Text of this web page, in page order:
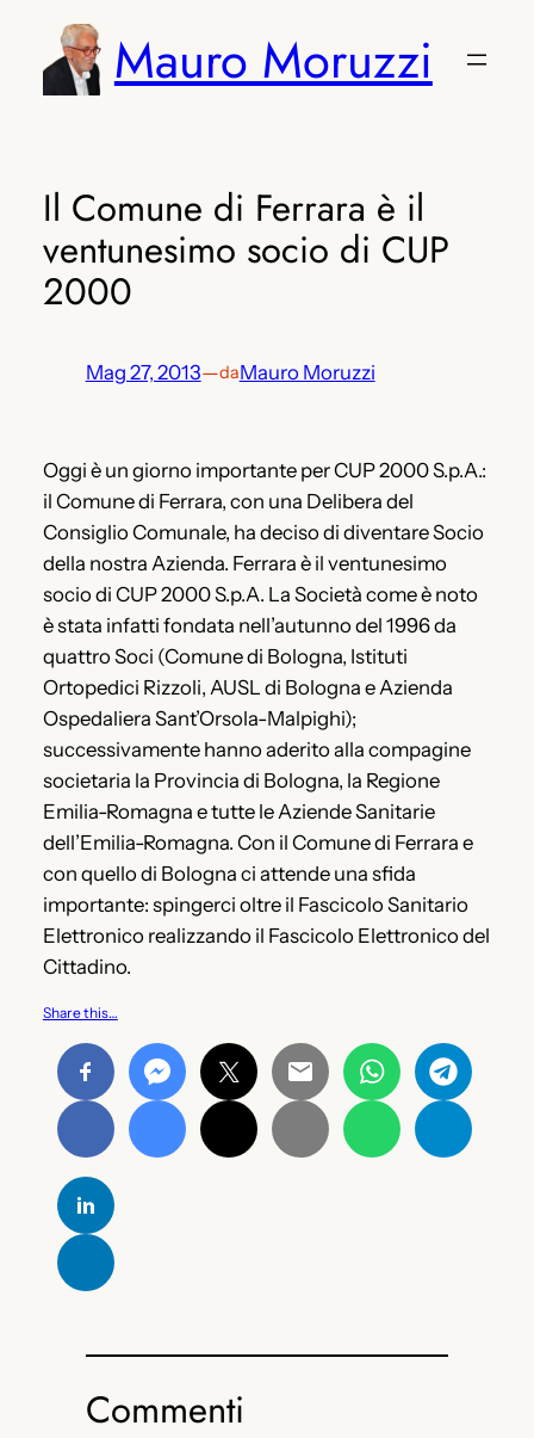
contenuto
Mauro Moruzzi
Il Comune di Ferrara è il
ventunesimo socio di CUP
2000
Mag 27, 2013—daMauro Moruzzi
Oggi è un giorno importante per CUP 2000 S.p.A.:
il Comune di Ferrara, con una Delibera del
Consiglio Comunale, ha deciso di diventare Socio
della nostra Azienda. Ferrara è il ventunesimo
socio di CUP 2000 S.p.A. La Società come è noto
è stata infatti fondata nell’autunno del 1996 da
quattro Soci (Comune di Bologna, Istituti
Ortopedici Rizzoli, AUSL di Bologna e Azienda
Ospedaliera Sant’Orsola-Malpighi);
successivamente hanno aderito alla compagine
societaria la Provincia di Bologna, la Regione
Emilia-Romagna e tutte le Aziende Sanitarie
dell’Emilia-Romagna. Con il Comune di Ferrara e
con quello di Bologna ci attende una sfida
importante: spingerci oltre il Fascicolo Sanitario
Elettronico realizzando il Fascicolo Elettronico del
Cittadino.
Share this…
Commenti